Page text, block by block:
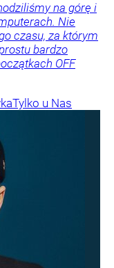
na górę i
Nie
czasu, za którym
bardzo
OFF
Tylko u Nas